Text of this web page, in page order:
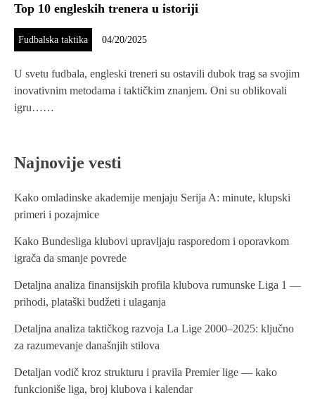
Top 10 engleskih trenera u istoriji
Fudbalska taktika 04/20/2025
U svetu fudbala, engleski treneri su ostavili dubok trag sa svojim
inovativnim metodama i taktičkim znanjem. Oni su oblikovali
igru……
Najnovije vesti
Kako omladinske akademije menjaju Serija A: minute, klupski
primeri i pozajmice
Kako Bundesliga klubovi upravljaju rasporedom i oporavkom
igrača da smanje povrede
Detaljna analiza finansijskih profila klubova rumunske Liga 1 —
prihodi, plataški budžeti i ulaganja
Detaljna analiza taktičkog razvoja La Lige 2000–2025: ključno
za razumevanje današnjih stilova
Detaljan vodič kroz strukturu i pravila Premier lige — kako
funkcioniše liga, broj klubova i kalendar